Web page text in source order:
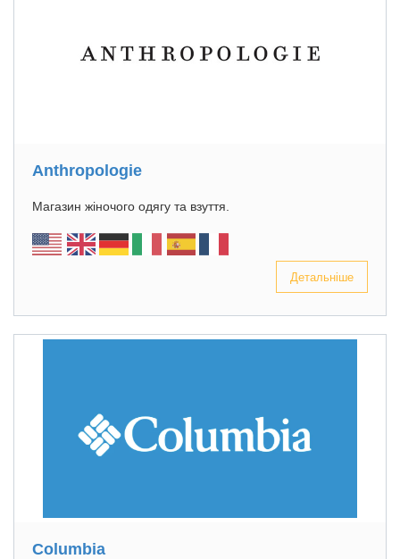
Anthropologie
Магазин жіночого одягу та взуття.
Детальніше
Columbia